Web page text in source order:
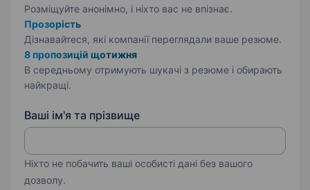
Розміщуйте анонімно, і ніхто вас не впізнає.
Прозорість
Дізнавайтеся, які компанії переглядали ваше резюме.
8 пропозицій щотижня
В середньому отримують шукачі з резюме і обирають
найкращі.
Ваші ім'я та прізвище
Ніхто не побачить ваші особисті дані без вашого
дозволу.